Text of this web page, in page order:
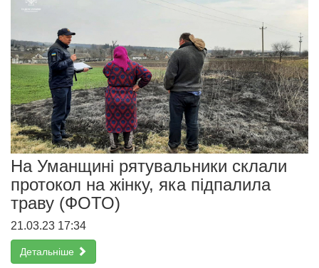
На Уманщині рятувальники склали
протокол на жінку, яка підпалила
траву (ФОТО)
21.03.23 17:34
Детальніше